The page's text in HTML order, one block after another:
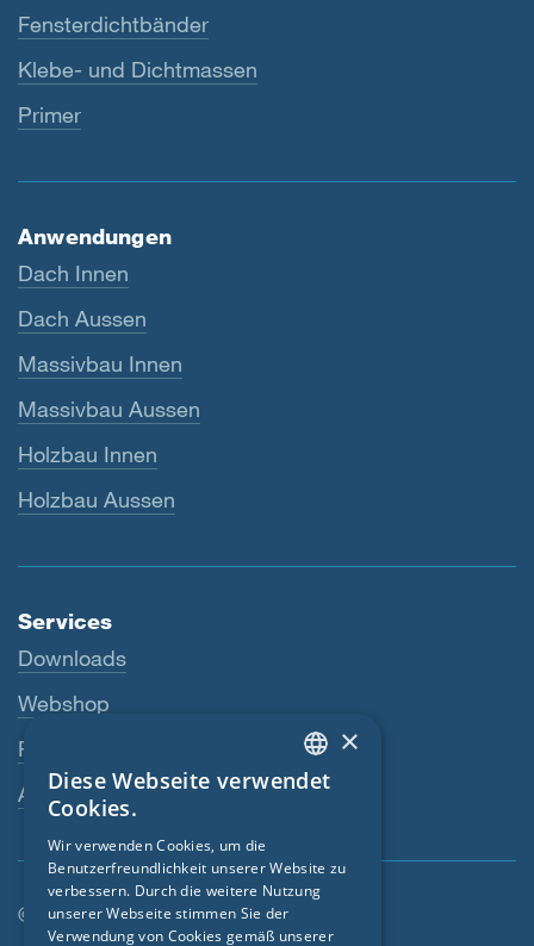
Fensterdichtbänder
Klebe- und Dichtmassen
Primer
Anwendungen
Dach Innen
Dach Aussen
Massivbau Innen
Massivbau Aussen
Holzbau Innen
Holzbau Aussen
Services
Downloads
Webshop
Fachhändler
Ansprechperson
© SIGA 2026
ENGLISH
FRENCH
CZECH
×
Diese Webseite verwendet
Cookies.
Wir verwenden Cookies, um die
Benutzerfreundlichkeit unserer Website zu
verbessern. Durch die weitere Nutzung
unserer Webseite stimmen Sie der
Verwendung von Cookies gemäß unserer